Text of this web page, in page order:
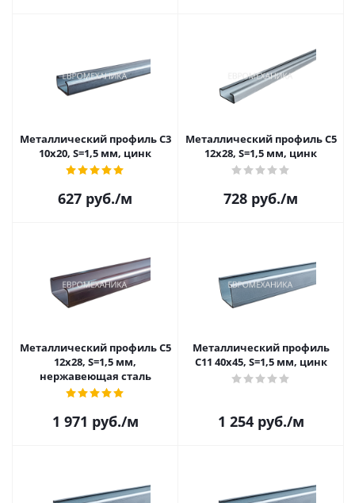
Металлический профиль C3
10x20, S=1,5 мм, цинк
627 руб./м
Металлический профиль C5
12х28, S=1,5 мм, цинк
728 руб./м
Металлический профиль C5
12х28, S=1,5 мм,
нержавеющая сталь
1 971 руб./м
Металлический профиль
C11 40х45, S=1,5 мм, цинк
1 254руб./м